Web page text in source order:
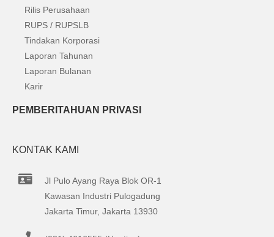
Rilis Perusahaan
RUPS / RUPSLB
Tindakan Korporasi
Laporan Tahunan
Laporan Bulanan
Karir
PEMBERITAHUAN PRIVASI
KONTAK KAMI
Jl Pulo Ayang Raya Blok OR-1
Kawasan Industri Pulogadung
Jakarta Timur, Jakarta 13930